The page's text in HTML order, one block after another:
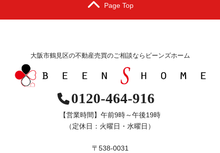
Page Top
大阪市鶴見区の不動産売買のご相談ならビーンズホーム
0120-464-916
【営業時間】午前9時～午後19時
（定休日：火曜日・水曜日）
〒538-0031